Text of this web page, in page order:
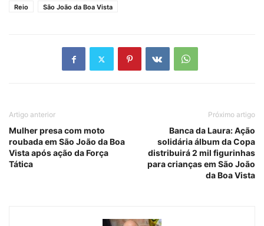
Reio
São João da Boa Vista
Artigo anterior
Mulher presa com moto
roubada em São João da Boa
Vista após ação da Força
Tática
Próximo artigo
Banca da Laura: Ação
solidária álbum da Copa
distribuirá 2 mil figurinhas
para crianças em São João
da Boa Vista